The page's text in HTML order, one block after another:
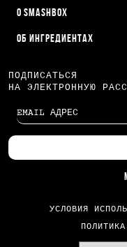
О SMASHBOX
ОБ ИНГРЕДИЕНТАХ
ПОДПИСАТЬСЯ
НА ЭЛЕКТРОННУЮ
УСЛОВИЯ